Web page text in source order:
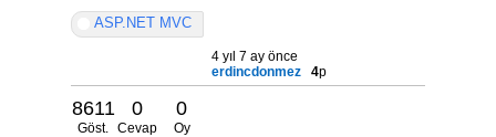
ASP.NET MVC
4 yıl 7 ay önce
erdincdonmez
4p
8611
Göst.
0
Cevap
0
Oy